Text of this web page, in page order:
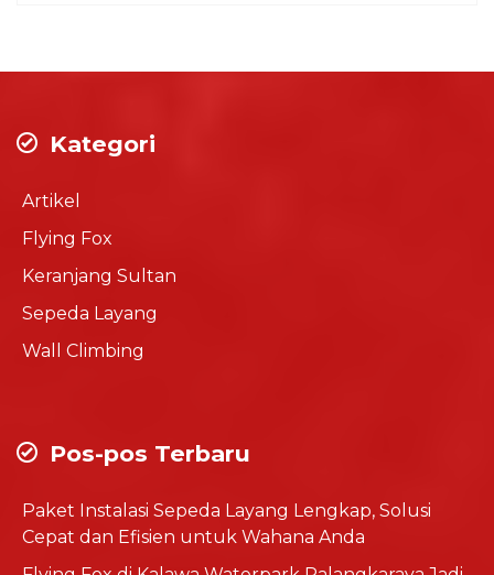
Kategori
Artikel
Flying Fox
Keranjang Sultan
Sepeda Layang
Wall Climbing
Pos-pos Terbaru
Paket Instalasi Sepeda Layang Lengkap, Solusi
Cepat dan Efisien untuk Wahana Anda